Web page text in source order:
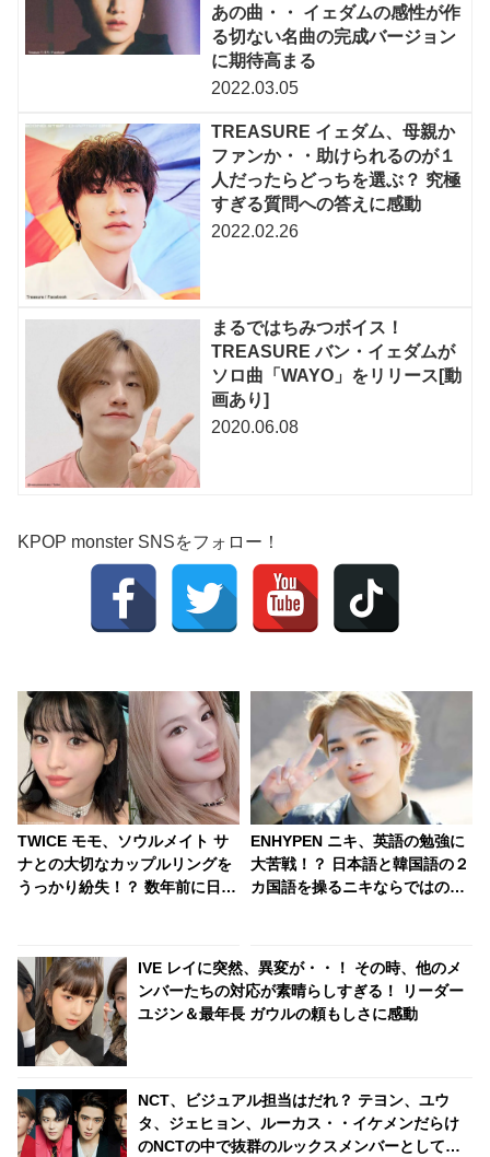
あの曲・・ イェダムの感性が作
る切ない名曲の完成バージョン
に期待高まる
2022.03.05
TREASURE イェダム、母親か
ファンか・・助けられるのが１
人だったらどっちを選ぶ？ 究極
すぎる質問への答えに感動
2022.02.26
まるではちみつボイス！
TREASURE バン・イェダムが
ソロ曲「WAYO」をリリース[動
画あり]
2020.06.08
KPOP monster SNSをフォロー！
TWICE モモ、ソウルメイト サ
ナとの大切なカップルリングを
うっかり紛失！？ 数年前に日本
ビックリ
ENHYPEN ニキ、英語の勉強に
大苦戦！？ 日本語と韓国語の２
カ国語を操るニキならではの悩
IVE レイに突然、異変が・・！ その時、他のメ
ンバーたちの対応が素晴らしすぎる！ リーダー
ユジン＆最年長 ガウルの頼もしさに感動
NCT、ビジュアル担当はだれ？ テヨン、ユウ
タ、ジェヒョン、ルーカス・・イケメンだらけ
のNCTの中で抜群のルックスメンバーとして